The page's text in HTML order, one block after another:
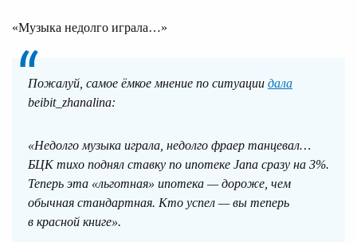
«Музыка недолго играла…»
Пожалуй, самое ёмкое мнение по ситуации дала
beibit_zhanalina:
«Недолго музыка играла, недолго фраер танцевал…
БЦК тихо поднял ставку по ипотеке Jana сразу на 3%.
Теперь эта «льготная» ипотека — дороже, чем
обычная стандартная. Кто успел — вы теперь
в красной книге».